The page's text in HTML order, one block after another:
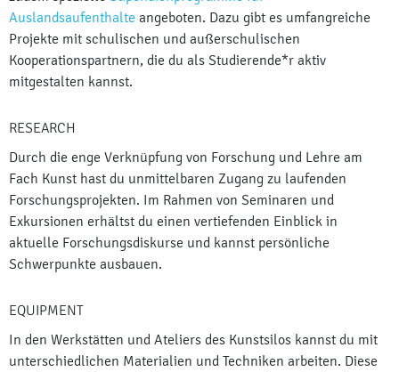
Auslandsaufenthalte angeboten. Dazu gibt es umfangreiche
Projekte mit schulischen und außerschulischen
Kooperationspartnern, die du als Studierende*r aktiv
mitgestalten kannst.
RESEARCH
Durch die enge Verknüpfung von Forschung und Lehre am
Fach Kunst hast du unmittelbaren Zugang zu laufenden
Forschungsprojekten. Im Rahmen von Seminaren und
Exkursionen erhältst du einen vertiefenden Einblick in
aktuelle Forschungsdiskurse und kannst persönliche
Schwerpunkte ausbauen.
EQUIPMENT
In den Werkstätten und Ateliers des Kunstsilos kannst du mit
unterschiedlichen Materialien und Techniken arbeiten. Diese